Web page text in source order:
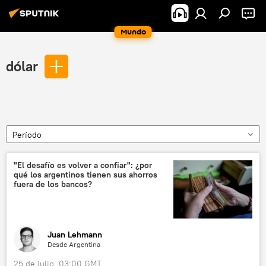
Mundo
dólar
Período
"El desafío es volver a confiar": ¿por
qué los argentinos tienen sus ahorros
fuera de los bancos?
Juan Lehmann
Desde Argentina